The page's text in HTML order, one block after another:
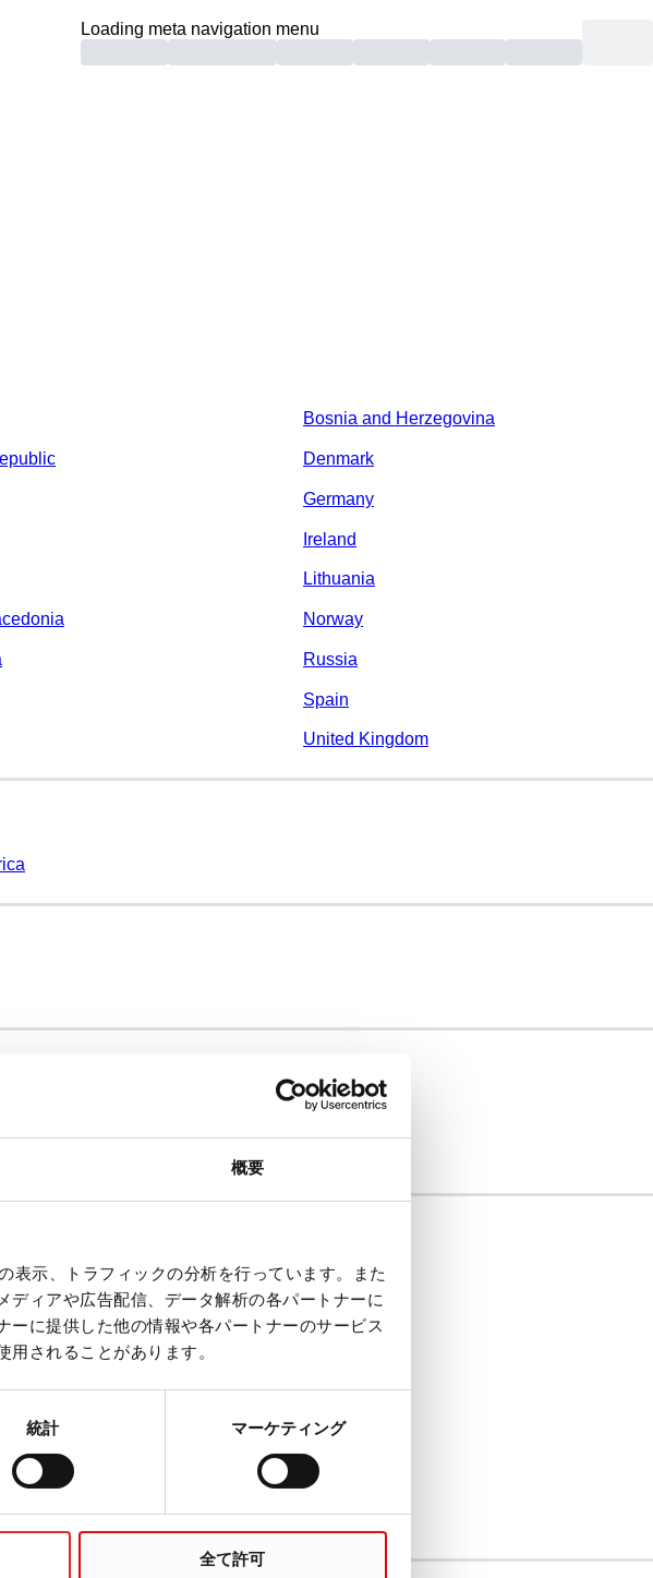
概要
表示、トラフィックの分析を行っています。また
ィアや広告配信、データ解析の各パートナーに
に提供した他の情報や各パートナーのサービス
されることがあります。
統計 マーケティング
全て許可
Loading meta navigation menu
Bosnia and Herzegovina
Denmark
Germany
Ireland
Lithuania
Norway
Russia
Spain
United Kingdom
Colombia
Hong Kong
Japan
South Korea
Turkey